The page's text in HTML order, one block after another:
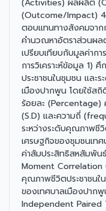
(Outcome/Impact) 4.
ตอบแทนทางสังคมจาก
คำนวณหาอัตราส่วนผ
เปรียบเทียบกับมูลค่าก
การวิเคราะห์ข้อมูล 1)
ประชาชนในชุมชน และ
เมืองปากพูน โดยใช้ส
ร้อยละ (Percentage)
(S.D) และความถี่
ระหว่างระดับคุณภาพชี
เศรษฐกิจของชุมชนเท
ค่าสัมประสิทธิสหสัมพั
Moment Correlation
คุณภาพชีวิตประชาชนใ
ของเทศบาลเมืองปาก
Independent Paired